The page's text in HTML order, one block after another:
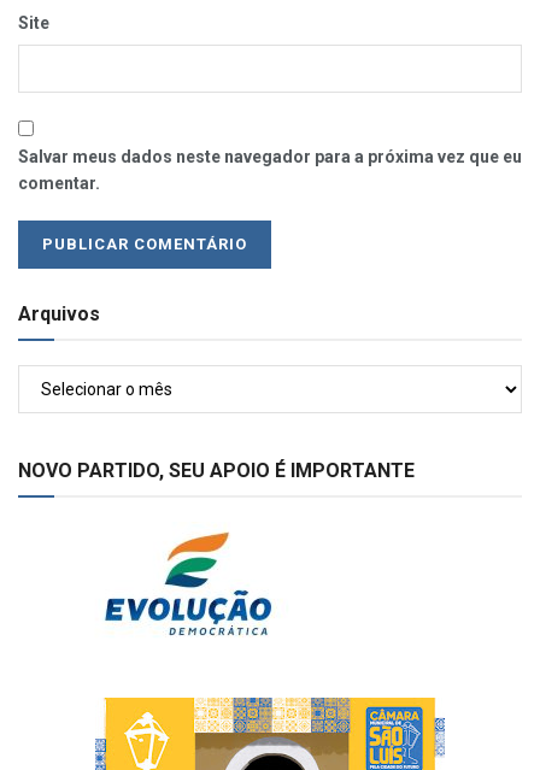
Site
Salvar meus dados neste navegador para a próxima vez que eu
comentar.
Arquivos
Arquivos
NOVO PARTIDO, SEU APOIO É IMPORTANTE